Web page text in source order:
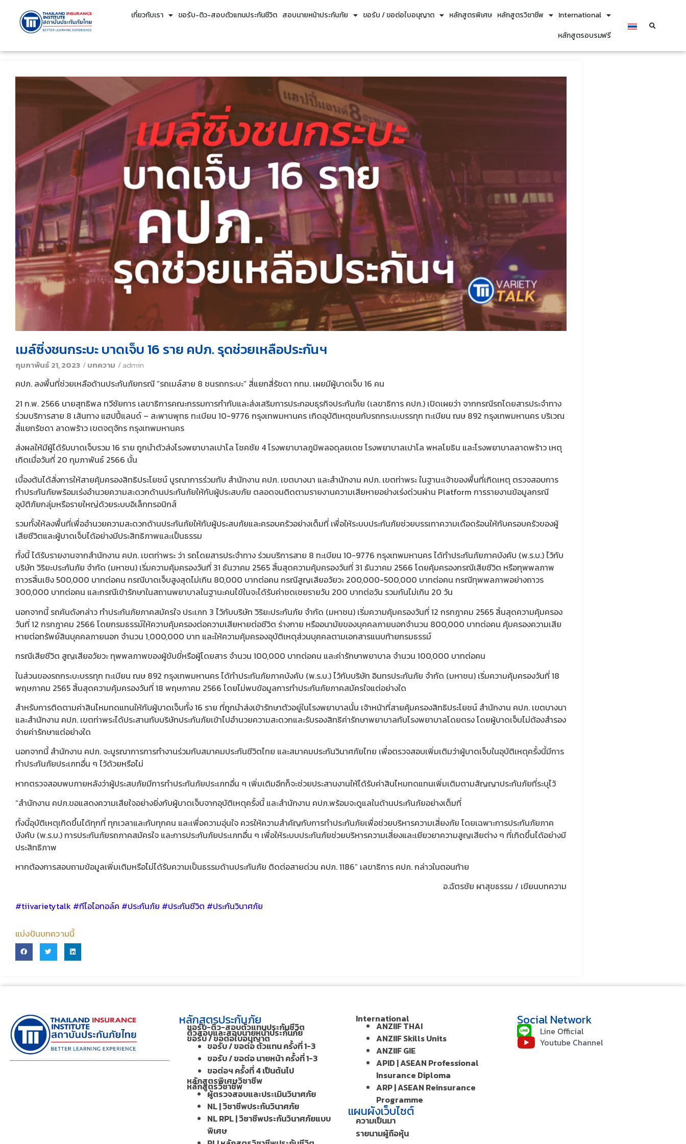
เกี่ยวกับเรา ขอรับ-ติว-สอบตัวแทนประกันชีวิต สอบนายหน้าประกันภัย ขอรับ / ขอต่อใบอนุญาต หลักสูตรพิเศษ หลักสูตรวิชาชีพ
International
หลักสูตรอบรมฟรี
เมล์ซิ่งชนกระบะ บาดเจ็บ 16 ราย คปภ. รุดช่วยเหลือประกันฯ
กุมภาพันธ์ 21, 2023 /บทความ /admin
คปภ. ลงพื้นที่ช่วยเหลือด้านประกันภัยกรณี “รถเมล์สาย 8 ชนรถกระบะ” สี่แยกสี่รัชดา กทม. เผยมีผู้บาดเจ็บ 16 คน
21 ก.พ. 2566 นายสุทธิพล ทวีชัยการ เลขาธิการคณะกรรมการกำกับและส่งเสริมการประกอบธุรกิจประกันภัย (เลขาธิการ คปภ.) เปิดเผยว่า จากกรณีรถโดยสารประจำทาง
ร่วมบริการสาย 8 เส้นทาง แฮปปี้แลนด์ – สะพานพุทธ ทะเบียน 10-9776 กรุงเทพมหานคร เกิดอุบัติเหตุชนกับรถกระบะบรรทุก ทะเบียน ณษ 892 กรุงเทพมหานคร บริเวณ
สี่แยกรัชดา ลาดพร้าว เขตจตุจักร กรุงเทพมหานคร
ส่งผลให้มีผู้ได้รับบาดเจ็บรวม 16 ราย ถูกนำตัวส่งโรงพยาบาลเปาโล โชคชัย 4 โรงพยาบาลภูมิพลอดุลยเดช โรงพยาบาลเปาโล พหลโยธิน และโรงพยาบาลลาดพร้าว เหตุ
เกิดเมื่อวันที่ 20 กุมภาพันธ์ 2566 นั้น
เบื้องต้นได้สั่งการให้สายคุ้มครองสิทธิประโยชน์ บูรณาการร่วมกับ สำนักงาน คปภ. เขตบางนา และสำนักงาน คปภ. เขตท่าพระ ในฐานะเจ้าของพื้นที่เกิดเหตุ ตรวจสอบการ
ทำประกันภัยพร้อมเร่งอำนวยความสะดวกด้านประกันภัยให้กับผู้ประสบภัย ตลอดจนติดตามรายงานความเสียหายอย่างเร่งด่วนผ่าน Platform การรายงานข้อมูลกรณี
อุบัติภัยกลุ่มหรือรายใหญ่ด้วยระบบอิเล็กทรอนิกส์
รวมทั้งให้ลงพื้นที่เพื่ออำนวยความสะดวกด้านประกันภัยให้กับผู้ประสบภัยและครอบครัวอย่างเต็มที่ เพื่อให้ระบบประกันภัยช่วยบรรเทาความเดือดร้อนให้กับครอบครัวของผู้
เสียชีวิตและผู้บาดเจ็บได้อย่างมีประสิทธิภาพและเป็นธรรม
ทั้งนี้ ได้รับรายงานจากสำนักงาน คปภ. เขตท่าพระ ว่า รถโดยสารประจำทาง ร่วมบริการสาย 8 ทะเบียน 10-9776 กรุงเทพมหานคร ได้ทำประกันภัยภาคบังคับ (พ.ร.บ.) ไว้กับ
บริษัท วิริยะประกันภัย จำกัด (มหาชน) เริ่มความคุ้มครองวันที่ 31 ธันวาคม 2565 สิ้นสุดความคุ้มครองวันที่ 31 ธันวาคม 2566 โดยคุ้มครองกรณีเสียชีวิต หรือทุพพลภาพ
ถาวรสิ้นเชิง 500,000 บาทต่อคน กรณีบาดเจ็บสูงสุดไม่เกิน 80,000 บาทต่อคน กรณีสูญเสียอวัยวะ 200,000-500,000 บาทต่อคน กรณีทุพพลภาพอย่างถาวร
300,000 บาทต่อคน และกรณีเข้ารักษาในสถานพยาบาลในฐานะคนไข้ในจะได้รับค่าชดเชยรายวัน 200 บาทต่อวัน รวมกันไม่เกิน 20 วัน
นอกจากนี้ รถคันดังกล่าว ทำประกันภัยภาคสมัครใจ ประเภท 3 ไว้กับบริษัท วิริยะประกันภัย จำกัด (มหาชน) เริ่มความคุ้มครองวันที่ 12 กรกฎาคม 2565 สิ้นสุดความคุ้มครอง
วันที่ 12 กรกฎาคม 2566 โดยกรมธรรม์ให้ความคุ้มครองต่อความเสียหายต่อชีวิต ร่างกาย หรืออนามัยของบุคคลภายนอกจำนวน 800,000 บาทต่อคน คุ้มครองความเสีย
หายต่อทรัพย์สินบุคคลภายนอก จำนวน 1,000,000 บาท และให้ความคุ้มครองอุบัติเหตุส่วนบุคคลตามเอกสารแนบท้ายกรมธรรม์
กรณีเสียชีวิต สูญเสียอวัยวะ ทุพพลภาพของผู้ขับขี่หรือผู้โดยสาร จำนวน 100,000 บาทต่อคน และค่ารักษาพยาบาล จำนวน 100,000 บาทต่อคน
ในส่วนของรถกระบะบรรทุก ทะเบียน ณษ 892 กรุงเทพมหานคร ได้ทำประกันภัยภาคบังคับ (พ.ร.บ.) ไว้กับบริษัท อินทรประกันภัย จำกัด (มหาชน) เริ่มความคุ้มครองวันที่ 18
พฤษภาคม 2565 สิ้นสุดความคุ้มครองวันที่ 18 พฤษภาคม 2566 โดยไม่พบข้อมูลการทำประกันภัยภาคสมัครใจแต่อย่างใด
สำหรับการติดตามค่าสินไหมทดแทนให้กับผู้บาดเจ็บทั้ง 16 ราย ที่ถูกนำส่งเข้ารักษาตัวอยู่ในโรงพยาบาลนั้น เจ้าหน้าที่สายคุ้มครองสิทธิประโยชน์ สำนักงาน คปภ. เขตบางนา
และสำนักงาน คปภ. เขตท่าพระได้ประสานกับบริษัทประกันภัยเข้าไปอำนวยความสะดวกและรับรองสิทธิค่ารักษาพยาบาลกับโรงพยาบาลโดยตรง โดยผู้บาดเจ็บไม่ต้องสำรอง
จ่ายค่ารักษาแต่อย่างใด
นอกจากนี้ สำนักงาน คปภ. จะบูรณาการการทำงานร่วมกับสมาคมประกันชีวิตไทย และสมาคมประกันวินาศภัยไทย เพื่อตรวจสอบเพิ่มเติมว่าผู้บาดเจ็บในอุบัติเหตุครั้งนี้มีการ
ทำประกันภัยประเภทอื่น ๆ ไว้ด้วยหรือไม่
หากตรวจสอบพบภายหลังว่าผู้ประสบภัยมีการทำประกันภัยประเภทอื่น ๆ เพิ่มเติมอีกก็จะช่วยประสานงานให้ได้รับค่าสินไหมทดแทนเพิ่มเติมตามสัญญาประกันภัยที่ระบุไว้
“สำนักงาน คปภ.ขอแสดงความเสียใจอย่างยิ่งกับผู้บาดเจ็บจากอุบัติเหตุครั้งนี้ และสำนักงาน คปภ.พร้อมจะดูแลในด้านประกันภัยอย่างเต็มที่
ทั้งนี้อุบัติเหตุเกิดขึ้นได้ทุกที่ ทุกเวลาและกับทุกคน และเพื่อความอุ่นใจ ควรให้ความสำคัญกับการทำประกันภัยเพื่อช่วยบริหารความเสี่ยงภัย โดยเฉพาะการประกันภัยภาค
บังคับ (พ.ร.บ.) การประกันภัยรถภาคสมัครใจ และการประกันภัยประเภทอื่น ๆ เพื่อให้ระบบประกันภัยช่วยบริหารความเสี่ยงและเยียวยาความสูญเสียต่าง ๆ ที่เกิดขึ้นได้อย่างมี
ประสิทธิภาพ
หากต้องการสอบถามข้อมูลเพิ่มเติมหรือไม่ได้รับความเป็นธรรมด้านประกันภัย ติดต่อสายด่วน คปภ. 1186” เลขาธิการ คปภ. กล่าวในตอนท้าย
อ.ฉัตรชัย​ ผาสุขธรรม​ / เขียนบทความ
#tiivarietytalk #ทีไอไอทอล์ค​ #ประกันภัย #ประกันชีวิต #ประกันวินาศภัย
แบ่งปันบทความนี้
หลักสูตรประกันภัย
ขอรับ-ติว-สอบตัวแทนประกันชีวิต
ติวสอบและสอบนายหน้าประกันภัย
ขอรับ / ขอต่อใบอนุญาต
ขอรับ / ขอต่อ ตัวแทน ครั้งที่ 1-3
ขอรับ / ขอต่อ นายหน้า ครั้งที่ 1-3
ขอต่อฯ ครั้งที่ 4 เป็นต้นไป
หลักสูตรพิเศษวิชาชีพ
หลักสูตรวิชาชีพ
ผู้ตรวจสอบและประเมินวินาศภัย
NL | วิชาชีพประกันวินาศภัย
NL RPL | วิชาชีพประกันวินาศภัยแบบ
พิเศษ
International
ANZIIF THAI
ANZIIF Skills Units
ANZIIF GIE
APID | ASEAN Professional
Insurance Diploma
ARP | ASEAN Reinsurance
Programme
แผนผังเว็บไซต์
ความเป็นมา
รายนามผู้ถือหุ้น
Social Network
Line Official
Youtube Channel